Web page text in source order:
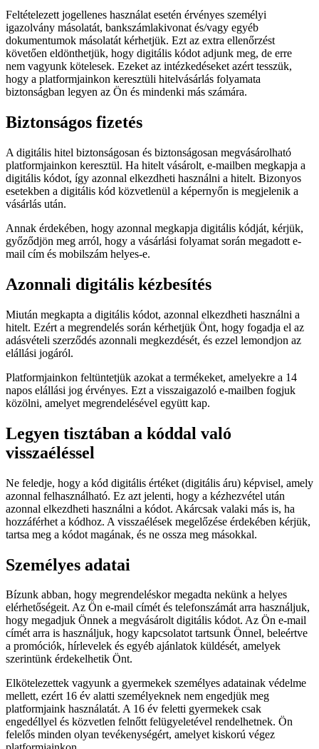
Feltételezett jogellenes használat esetén érvényes személyi
igazolvány másolatát, bankszámlakivonat és/vagy egyéb
dokumentumok másolatát kérhetjük. Ezt az extra ellenőrzést
követően eldönthetjük, hogy digitális kódot adjunk meg, de erre
nem vagyunk kötelesek. Ezeket az intézkedéseket azért tesszük,
hogy a platformjainkon keresztüli hitelvásárlás folyamata
biztonságban legyen az Ön és mindenki más számára.
Biztonságos fizetés
A digitális hitel biztonságosan és biztonságosan megvásárolható
platformjainkon keresztül. Ha hitelt vásárolt, e-mailben megkapja a
digitális kódot, így azonnal elkezdheti használni a hitelt. Bizonyos
esetekben a digitális kód közvetlenül a képernyőn is megjelenik a
vásárlás után.
Annak érdekében, hogy azonnal megkapja digitális kódját, kérjük,
győződjön meg arról, hogy a vásárlási folyamat során megadott e-
mail cím és mobilszám helyes-e.
Azonnali digitális kézbesítés
Miután megkapta a digitális kódot, azonnal elkezdheti használni a
hitelt. Ezért a megrendelés során kérhetjük Önt, hogy fogadja el az
adásvételi szerződés azonnali megkezdését, és ezzel lemondjon az
elállási jogáról.
Platformjainkon feltüntetjük azokat a termékeket, amelyekre a 14
napos elállási jog érvényes. Ezt a visszaigazoló e-mailben fogjuk
közölni, amelyet megrendelésével együtt kap.
Legyen tisztában a kóddal való
visszaéléssel
Ne feledje, hogy a kód digitális értéket (digitális áru) képvisel, amely
azonnal felhasználható. Ez azt jelenti, hogy a kézhezvétel után
azonnal elkezdheti használni a kódot. Akárcsak valaki más is, ha
hozzáférhet a kódhoz. A visszaélések megelőzése érdekében kérjük,
tartsa meg a kódot magának, és ne ossza meg másokkal.
Személyes adatai
Bízunk abban, hogy megrendeléskor megadta nekünk a helyes
elérhetőségeit. Az Ön e-mail címét és telefonszámát arra használjuk,
hogy megadjuk Önnek a megvásárolt digitális kódot. Az Ön e-mail
címét arra is használjuk, hogy kapcsolatot tartsunk Önnel, beleértve
a promóciók, hírlevelek és egyéb ajánlatok küldését, amelyek
szerintünk érdekelhetik Önt.
Elkötelezettek vagyunk a gyermekek személyes adatainak védelme
mellett, ezért 16 év alatti személyeknek nem engedjük meg
platformjaink használatát. A 16 év feletti gyermekek csak
engedéllyel és közvetlen felnőtt felügyeletével rendelhetnek. Ön
felelős minden olyan tevékenységért, amelyet kiskorú végez